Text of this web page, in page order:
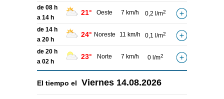
de 08 h
a 14 h
21° Oeste 7 km/h 0,2 l/m2
de 14 h
a 20 h
24° Noreste 11 km/h 0,1 l/m2
de 20 h
a 02 h
23° Norte 7 km/h 0 l/m2
El tiempo el Viernes 14.08.2026